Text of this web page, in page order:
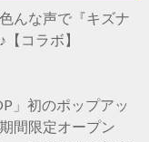
んな声で『キズナ
コラボ】
」初のポップアッ
間限定オープン